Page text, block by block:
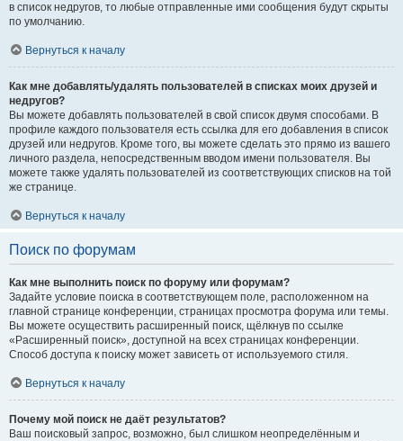
в список недругов, то любые отправленные ими сообщения будут скрыты
по умолчанию.
Вернуться к началу
Как мне добавлять/удалять пользователей в списках моих друзей и
недругов?
Вы можете добавлять пользователей в свой список двумя способами. В
профиле каждого пользователя есть ссылка для его добавления в список
друзей или недругов. Кроме того, вы можете сделать это прямо из вашего
личного раздела, непосредственным вводом имени пользователя. Вы
можете также удалять пользователей из соответствующих списков на той
же странице.
Вернуться к началу
Поиск по форумам
Как мне выполнить поиск по форуму или форумам?
Задайте условие поиска в соответствующем поле, расположенном на
главной странице конференции, страницах просмотра форума или темы.
Вы можете осуществить расширенный поиск, щёлкнув по ссылке
«Расширенный поиск», доступной на всех страницах конференции.
Способ доступа к поиску может зависеть от используемого стиля.
Вернуться к началу
Почему мой поиск не даёт результатов?
Ваш поисковый запрос, возможно, был слишком неопределённым и